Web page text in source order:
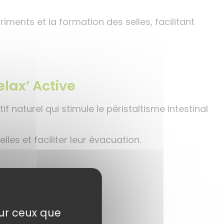
et la formation des selles, facilitant
Active
naturel qui stimule le péristaltisme intestinal
et faciliter leur évacuation.
ceux que